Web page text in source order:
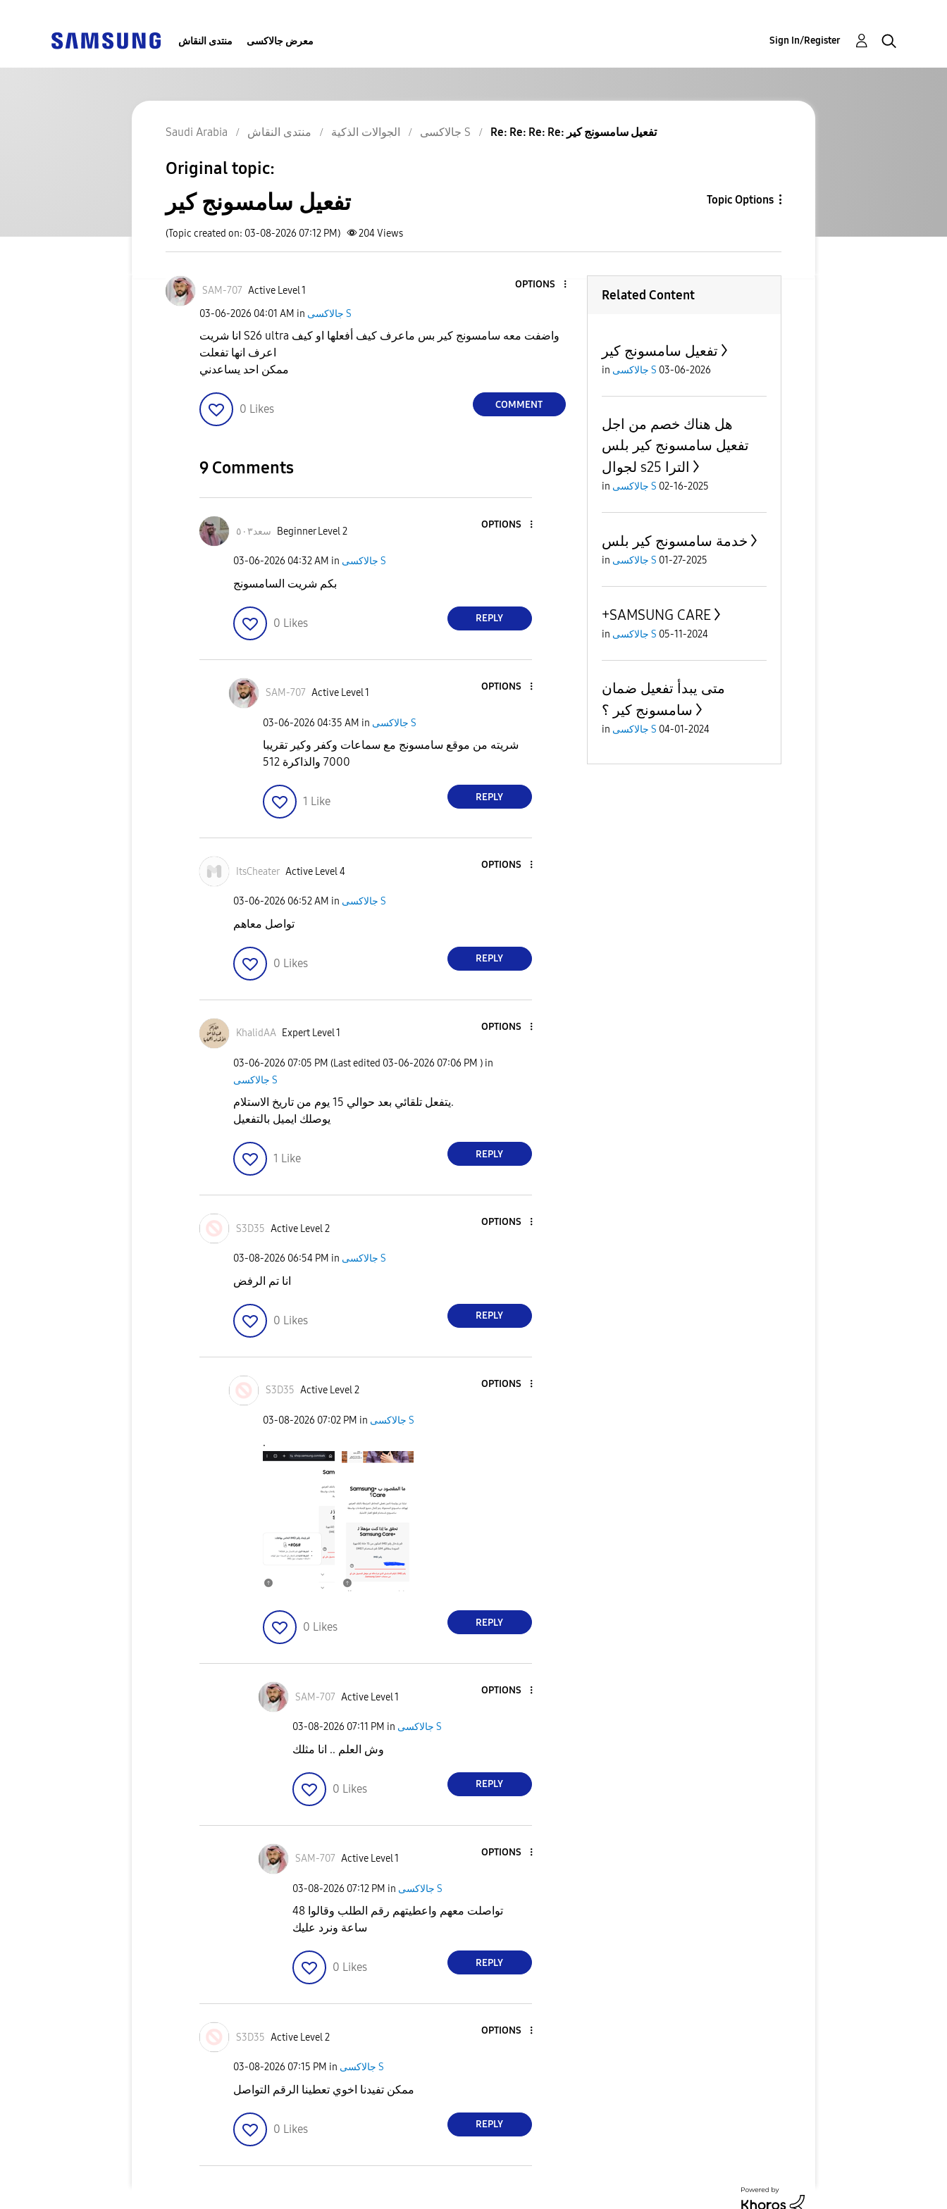
منتدى النقاش معرض جالاكسى Sign In/Register
Saudi Arabia منتدى النقاش الجوالات الذكية جالاكسى S Re: Re: Re: Re: تفعيل سامسونج كير
Original topic:
تفعيل سامسونج كير Topic Options
(Topic created on: 03-08-2026 07:12 PM) 204Views
SAM-707 Active Level 1
OPTIONS
‎03-06-2026 04:01 AM in جالاكسى S
انا شريت S26 ultra واضفت معه سامسونج كير بس ماعرف كيف أفعلها او كيف
اعرف انها تفعلت
ممكن احد يساعدني
0 Likes COMMENT
9 Comments
سعد٥٠٣ Beginner Level 2
OPTIONS
‎03-06-2026 04:32 AM in جالاكسى S
بكم شريت السامسونج
0 Likes REPLY
SAM-707 Active Level 1
OPTIONS
‎03-06-2026 04:35 AM in جالاكسى S
شريته من موقع سامسونج مع سماعات وكفر وكير تقريبا
7000 والذاكرة 512
1 Like REPLY
ItsCheater Active Level 4
OPTIONS
‎03-06-2026 06:52 AM in جالاكسى S
تواصل معاهم
0 Likes REPLY
KhalidAA Expert Level 1
OPTIONS
‎03-06-2026 07:05 PM (Last edited ‎03-06-2026 07:06 PM ) in
جالاكسى S
يتفعل تلقائي بعد حوالي 15 يوم من تاريخ الاستلام.
يوصلك ايميل بالتفعيل
1 Like REPLY
S3D35 Active Level 2
OPTIONS
‎03-08-2026 06:54 PM in جالاكسى S
انا تم الرفض
0 Likes REPLY
S3D35 Active Level 2
OPTIONS
‎03-08-2026 07:02 PM in جالاكسى S
.
0 Likes REPLY
SAM-707 Active Level 1
OPTIONS
‎03-08-2026 07:11 PM in جالاكسى S
وش العلم .. انا مثلك
0 Likes REPLY
SAM-707 Active Level 1
OPTIONS
‎03-08-2026 07:12 PM in جالاكسى S
تواصلت معهم واعطيتهم رقم الطلب وقالوا 48
ساعة ونرد عليك
0 Likes REPLY
S3D35 Active Level 2
OPTIONS
‎03-08-2026 07:15 PM in جالاكسى S
ممكن تفيدنا اخوي تعطينا الرقم التواصل
0 Likes REPLY
Related Content
تفعيل سامسونج كير
in جالاكسى S 03-06-2026
هل هناك خصم من اجل
تفعيل سامسونج كير بلس
لجوال s25 الترا
in جالاكسى S 02-16-2025
خدمة سامسونج كير بلس
in جالاكسى S 01-27-2025
+SAMSUNG CARE
in جالاكسى S 05-11-2024
متى يبدأ تفعيل ضمان
سامسونج كير ؟
in جالاكسى S 04-01-2024